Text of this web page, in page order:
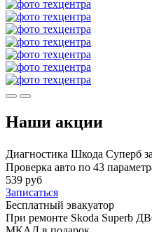
Наши акции
Диагностика Шкода Суперб
Проверка авто по 43
539 руб
Записаться
Бесплатный эвакуатор
При ремонте Skoda Superb